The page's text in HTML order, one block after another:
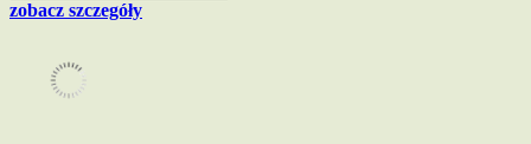
zobacz szczegóły